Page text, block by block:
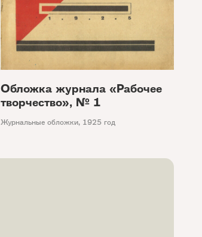
Обложка журнала «Рабочее
творчество», № 1
Журнальные обложки, 1925 год